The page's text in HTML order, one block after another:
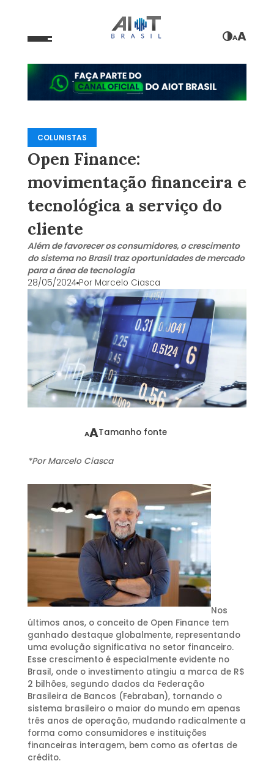
AA
COLUNISTAS
Open Finance:
movimentação financeira e
tecnológica a serviço do
cliente
Além de favorecer os consumidores, o crescimento
do sistema no Brasil traz oportunidades de mercado
para a área de tecnologia
28/05/2024 Por Marcelo Ciasca
AATamanho fonte
*Por Marcelo Ciasca
Nos
últimos anos, o conceito de Open Finance tem
ganhado destaque globalmente, representando
uma evolução significativa no setor financeiro.
Esse crescimento é especialmente evidente no
Brasil, onde o investimento atingiu a marca de R$
2 bilhões, segundo dados da Federação
Brasileira de Bancos (Febraban), tornando o
sistema brasileiro o maior do mundo em apenas
três anos de operação, mudando radicalmente a
forma como consumidores e instituições
financeiras interagem, bem como as ofertas de
crédito.